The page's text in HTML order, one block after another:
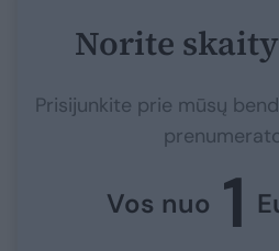
Norite
Prisijunkite prie mūsų
Vos nuo 1